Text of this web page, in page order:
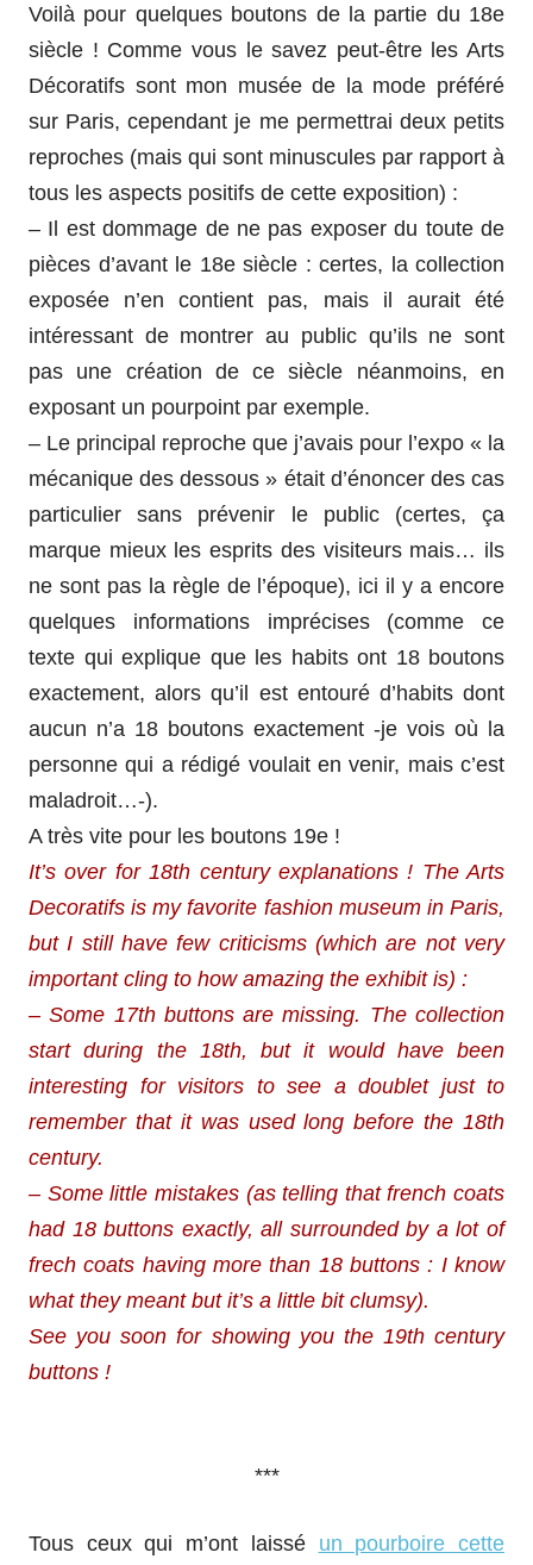
Voilà pour quelques boutons de la partie du 18e
siècle ! Comme vous le savez peut-être les Arts
Décoratifs sont mon musée de la mode préféré
sur Paris, cependant je me permettrai deux petits
reproches (mais qui sont minuscules par rapport à
tous les aspects positifs de cette exposition) :
– Il est dommage de ne pas exposer du toute de
pièces d’avant le 18e siècle : certes, la collection
exposée n’en contient pas, mais il aurait été
intéressant de montrer au public qu’ils ne sont
pas une création de ce siècle néanmoins, en
exposant un pourpoint par exemple.
– Le principal reproche que j’avais pour l’expo « la
mécanique des dessous » était d’énoncer des cas
particulier sans prévenir le public (certes, ça
marque mieux les esprits des visiteurs mais… ils
ne sont pas la règle de l’époque), ici il y a encore
quelques informations imprécises (comme ce
texte qui explique que les habits ont 18 boutons
exactement, alors qu’il est entouré d’habits dont
aucun n’a 18 boutons exactement -je vois où la
personne qui a rédigé voulait en venir, mais c’est
maladroit…-).
A très vite pour les boutons 19e !
It’s over for 18th century explanations ! The Arts
Decoratifs is my favorite fashion museum in Paris,
but I still have few criticisms (which are not very
important cling to how amazing the exhibit is) :
– Some 17th buttons are missing. The collection
start during the 18th, but it would have been
interesting for visitors to see a doublet just to
remember that it was used long before the 18th
century.
– Some little mistakes (as telling that french coats
had 18 buttons exactly, all surrounded by a lot of
frech coats having more than 18 buttons : I know
what they meant but it’s a little bit clumsy).
See you soon for showing you the 19th century
buttons !
***
Tous ceux qui m’ont laissé un pourboire cette